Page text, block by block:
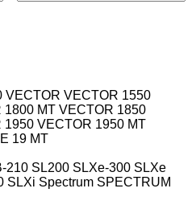
VECTOR VECTOR 1550
1800 MT VECTOR 1850
1950 VECTOR 1950 MT
19 MT
210 SL200 SLXe-300 SLXe
SLXi Spectrum SPECTRUM